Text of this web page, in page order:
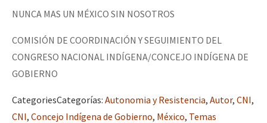
NUNCA MAS UN MÉXICO SIN NOSOTROS
COMISIÓN DE COORDINACIÓN Y SEGUIMIENTO DEL
CONGRESO NACIONAL INDÍGENA/CONCEJO INDÍGENA DE
GOBIERNO
CategoriesCategorías: Autonomia y Resistencia, Autor, CNI,
CNI, Concejo Indígena de Gobierno, México, Temas